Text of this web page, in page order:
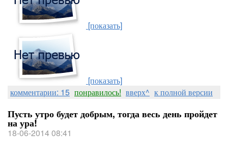
[показать]
[показать]
комментарии: 15 понравилось! вверх^ к полной версии
Пусть утро будет добрым, тогда весь день пройдет
на ура!
18-06-2014 08:41